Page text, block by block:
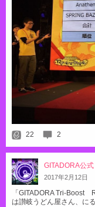
22 2
GITADORA公式
2017年2月 12日
「GITADORA Tri-Boost
は讃岐うどん屋さん、に